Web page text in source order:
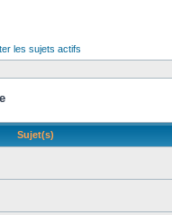
les sujets actifs
Sujet(s)